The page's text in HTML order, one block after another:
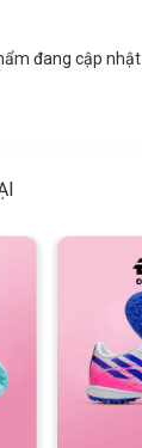
đang cập nhật